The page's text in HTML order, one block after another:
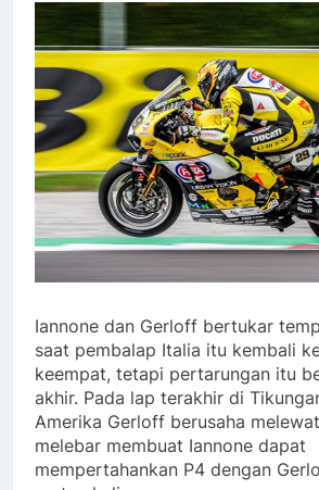
Iannone dan Gerloff bertukar
saat pembalap Italia itu kembali
keempat, tetapi pertarungan itu
akhir. Pada lap terakhir di
Amerika Gerloff berusaha
melebar membuat Iannone dapat
mempertahankan P4 dengan